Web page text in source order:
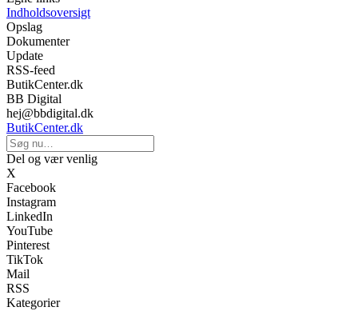
Indholdsoversigt
Opslag
Dokumenter
Update
RSS-feed
ButikCenter.dk
BB Digital
hej@bbdigital.dk
ButikCenter.dk
Del og vær venlig
X
Facebook
Instagram
LinkedIn
YouTube
Pinterest
TikTok
Mail
RSS
Kategorier